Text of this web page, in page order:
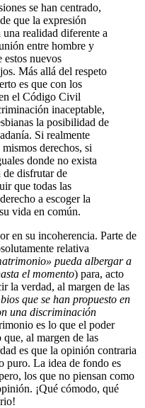
se han centrado,
que la expresión
realidad diferente a
entre hombre y
nuevos
Más allá del respeto
es que con los
el Código Civil
inaceptable,
la posibilidad de
Si realmente
derechos, si
donde no exista
disfrutar de
que todas las
a escoger la
vida en común.
en su incoherencia. Parte de
relativa
pueda albergar a
el momento) para, acto
la verdad, al margen de las
que se han propuesto en
una discriminación
es lo que el poder
al margen de las
es que la opinión contraria
puro. La idea de fondo es
los que no piensan como
¡Qué cómodo, qué